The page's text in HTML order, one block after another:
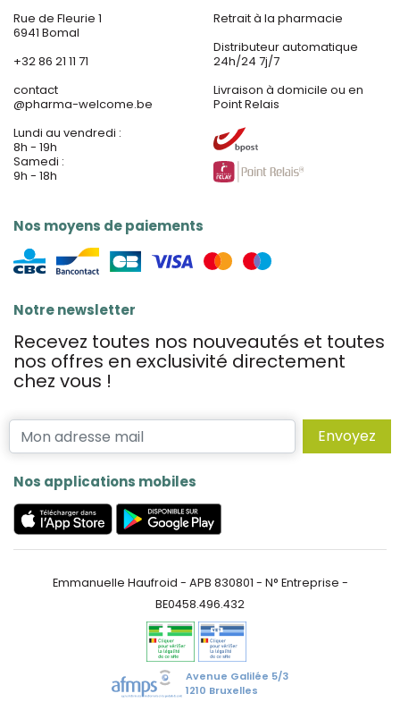
Rue de Fleurie 1
6941 Bomal
+32 86 21 11 71
contact
@pharma-welcome.be
Lundi au vendredi :
8h - 19h
Samedi :
9h - 18h
Nos moyens de paiements
Retrait à la pharmacie
Distributeur automatique
24h/24 7j/7
Livraison à domicile ou en
Point Relais
Notre newsletter
Recevez toutes nos nouveautés et toutes
nos offres en exclusivité directement
chez vous !
Envoyez
Nos applications mobiles
Emmanuelle Haufroid - APB 830801 - N° Entreprise -
BE0458.496.432
Avenue Galilée 5/3
1210 Bruxelles